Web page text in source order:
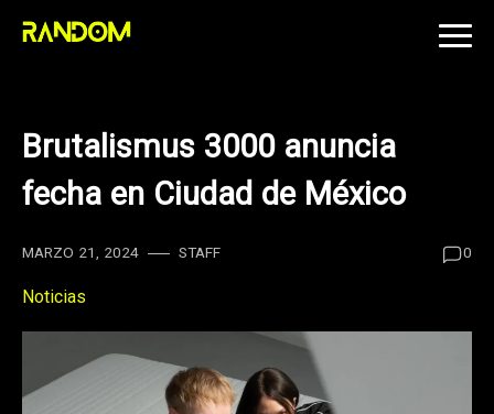
Skip
Brutalismus 3000 anuncia
fecha en Ciudad de México
MARZO 21, 2024 STAFF 0
Noticias